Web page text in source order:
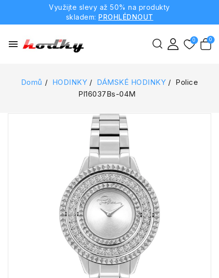
Využijte slevy až 50% na produkty
skladem: PROHLÉDNOUT
menu
Domů HODINKY DÁMSKÉ HODINKY
Police
Pl16037Bs-04M